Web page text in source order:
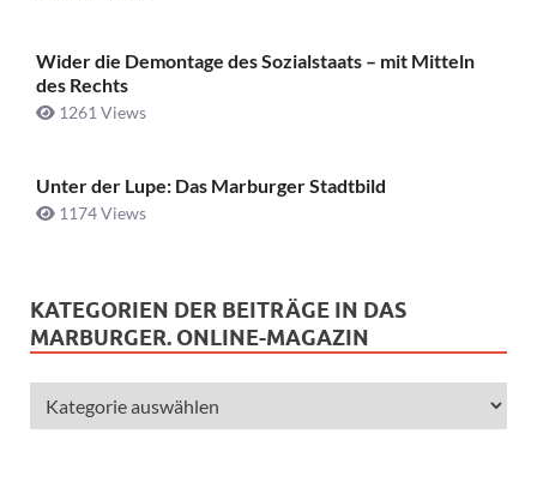
Wider die Demontage des Sozialstaats – mit Mitteln
des Rechts
1261 Views
Unter der Lupe: Das Marburger Stadtbild
1174 Views
KATEGORIEN DER BEITRÄGE IN DAS
MARBURGER. ONLINE-MAGAZIN